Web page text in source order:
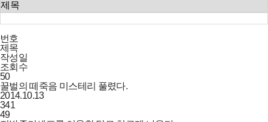
번호
제목
작성일
조회수
50
꿀벌의 떼죽음 미스테리 풀렸다.
2014.10.13
341
49